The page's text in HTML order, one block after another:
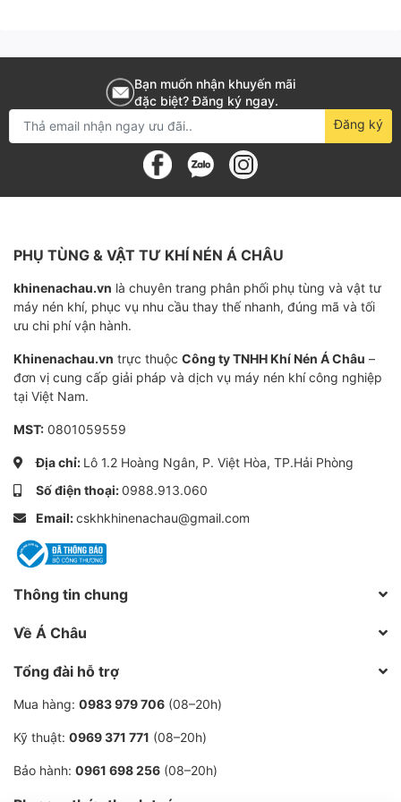
được lực tác động mạnh, rung lắc. Phớt được xử dụng
nhiều với dòng máy nén khí của Nhật Bản như Hitachi,
kobelco...
Phớt chắn dầu cho máy nén khí piston
ngoài. Do áp suất khi làm việc của phớt chịu thấp nên
Đặc điểm điển hình
1. Thông tin cơ bản của đôi môi Dấu thép không gỉ
bằng thép không gỉ
1) Tốc độ: 30m / s
2) Áp suất: 3Mpa
4) Trung bình: dầu, dầu sinh học, nước, không khí và
các loại khác.
bơm, máy trộn, thiết bị truyền động, robot, máy nén,
thiết bị dược phẩm, máy bơm hóa chất, cánh tay tải,
đôi môi
bằng thép không gỉ
Bạn muốn nhận khuyến mãi
đặc biệt? Đăng ký ngay.
Đăng ký
PHỤ TÙNG & VẬT TƯ KHÍ NÉN Á CHÂU
khinenachau.vn là chuyên trang phân phối phụ tùng và vật tư
máy nén khí, phục vụ nhu cầu thay thế nhanh, đúng mã và tối
ưu chi phí vận hành.
Khinenachau.vn trực thuộc Công ty TNHH Khí Nén Á Châu –
đơn vị cung cấp giải pháp và dịch vụ máy nén khí công nghiệp
tại Việt Nam.
MST: 0801059559
Địa chỉ: Lô 1.2 Hoàng Ngân, P. Việt Hòa, TP.Hải Phòng
Số điện thoại:0988.913.060
Email:cskhkhinenachau@gmail.com
Thông tin chung
Về Á Châu
Tổng đài hỗ trợ
Mua hàng: 0983 979 706 (08–20h)
Kỹ thuật: 0969 371 771 (08–20h)
Bảo hành: 0961 698 256 (08–20h)